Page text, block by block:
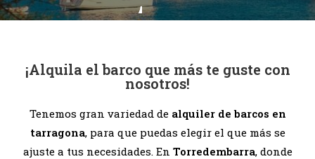
¡Alquila el barco que más te guste con
nosotros!
Tenemos gran variedad dealquiler de barcos en
tarragona, para que puedas elegir el que más se
ajuste a tus necesidades. En Torredembarra, donde